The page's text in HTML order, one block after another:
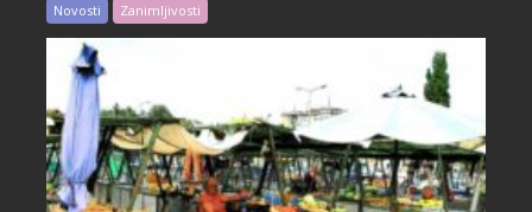
Novosti Zanimljivosti